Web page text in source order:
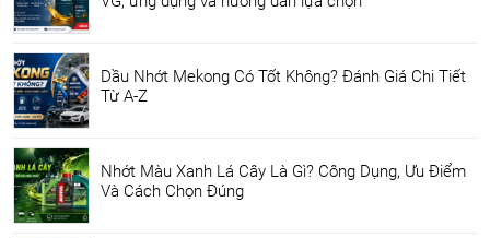
Dầu Nhớt Mekong Có Tốt Không? Đánh Giá Chi Tiết
Từ A-Z
Nhớt Màu Xanh Lá Cây Là Gì? Công Dụng, Ưu Điểm
Và Cách Chọn Đúng